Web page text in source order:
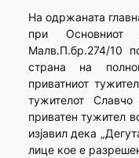
На одржаната
при
Малв.П.бр.274/10
страна на
приватниот
тужителот
приватен тужител
изјавил дека
лице кое е разрешен